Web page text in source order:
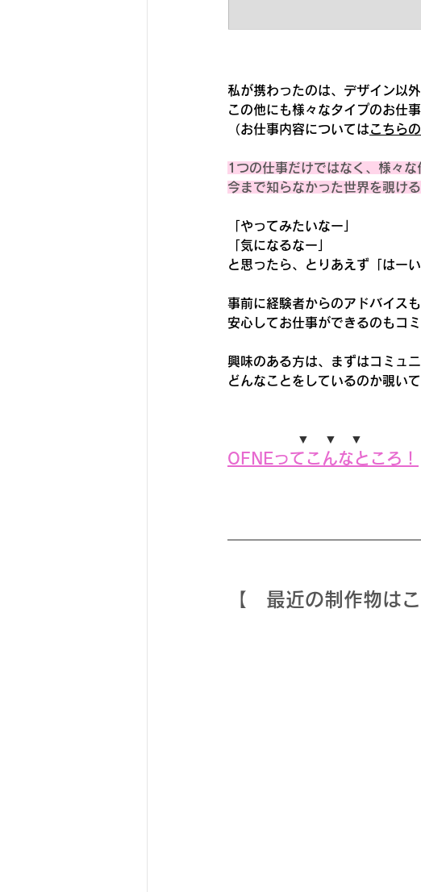
私が携わったのは、デザイン以外
この他にも様々なタイプのお仕
（お仕事内容についてはこちら
1つの仕事だけではなく、様々な
今まで知らなかった世界を覗け
「やってみたいなー」
「気になるなー」
と思ったら、とりあえず「はー
事前に経験者からのアドバイスも
安心してお仕事ができるのもコ
興味のある方は、まずはコミュ
どんなことをしているのか覗い
▼   ▼　▼
OFNEってこんなところ！
【　最近の制作物は